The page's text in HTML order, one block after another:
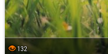
132